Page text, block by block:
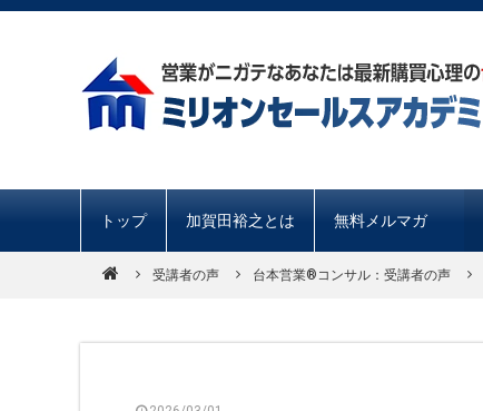
トップ 加賀田裕之とは 無料メルマガ
受講者の声 台本営業®︎コンサル：受講者の声